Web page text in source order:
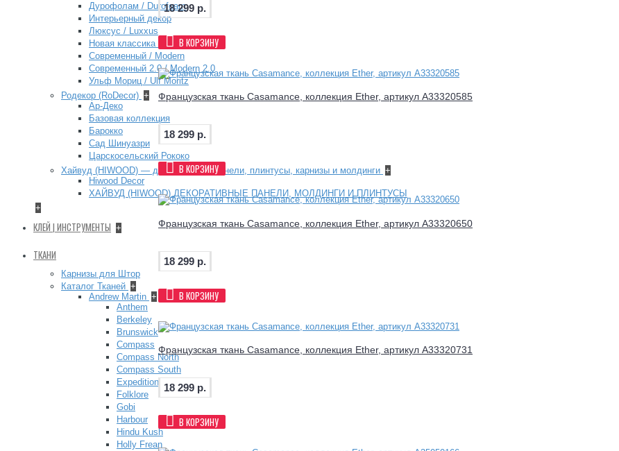
Дурофолам / Durofoam
Интерьерный декор
Люксус / Luxxus
Новая классика / New Classics
Современный / Modern
Современный 2.0 / Modern 2.0
Ульф Мориц / Ulf Moritz
Родекор (RoDecor) +
Ар-Деко
Базовая коллекция
Барокко
Сад Шинуазри
Царскосельский Рококо
Хайвуд (HIWOOD) — декоративные панели, плинтусы, карнизы и молдинги +
Hiwood Decor
ХАЙВУД (HIWOOD) ДЕКОРАТИВНЫЕ ПАНЕЛИ, МОЛДИНГИ И ПЛИНТУСЫ
+
КЛЕЙ | ИНСТРУМЕНТЫ +
ТКАНИ
Карнизы для Штор
Каталог Тканей +
Andrew Martin +
Anthem
Berkeley
Brunswick
Compass
Compass North
Compass South
Expedition
Folklore
Gobi
Harbour
Hindu Kush
Holly Frean
18 299 р.
В КОРЗИНУ
Французская ткань Casamance, коллекция Ether, артикул A33320585
18 299 р.
В КОРЗИНУ
Французская ткань Casamance, коллекция Ether, артикул A33320650
18 299 р.
В КОРЗИНУ
Французская ткань Casamance, коллекция Ether, артикул A33320731
18 299 р.
В КОРЗИНУ